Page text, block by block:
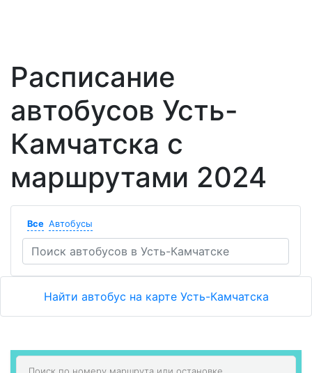
Расписание
автобусов Усть-
Камчатска с
маршрутами 2024
Все Автобусы
Найти автобус на карте Усть-Камчатска